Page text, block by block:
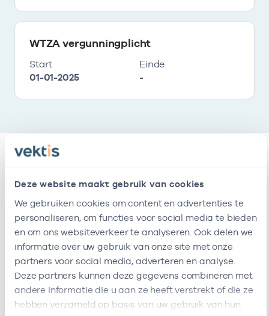
Deze website maakt gebruik van cookies
We gebruiken cookies om content en advertenties te
personaliseren, om functies voor social media te bieden
en om ons websiteverkeer te analyseren. Ook delen we
informatie over uw gebruik van onze site met onze
partners voor social media, adverteren en analyse.
Deze partners kunnen deze gegevens combineren met
andere informatie die u aan ze heeft verstrekt of die ze
hebben verzameld op basis van uw gebruik van hun
WTZA vergunningplicht
Start
01-01-2025
Einde
-
Vestigingen
Deze onderneming heeft de volgende
vestigingen
Adres AGB-code
Dt
Huisarts
Tweede
Oosterparkstraat